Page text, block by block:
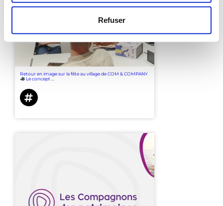
Refuser
Contactez nous
Retour en image sur la fête au village de COM & COMPANY
Le concept ...